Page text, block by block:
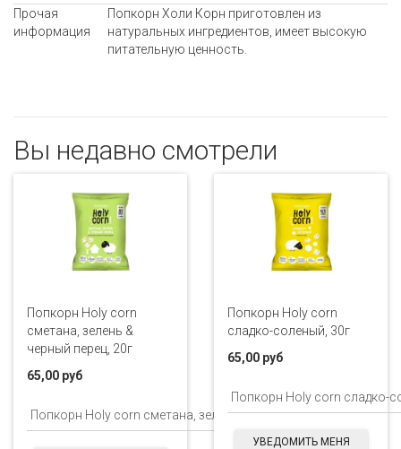
Прочая
информация
Попкорн Холи Корн приготовлен из
натуральных ингредиентов, имеет высокую
питательную ценность.
Вы недавно смотрели
Попкорн Holy corn
сметана, зелень &
черный перец, 20г
65,00 руб
Попкорн Holy corn
сладко-соленый, 30г
65,00 руб
УВЕДОМИТЬ МЕНЯ